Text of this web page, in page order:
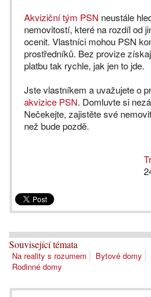
Akviziční tým PSN neustále
nemovitostí, které na rozdíl od
ocenit. Vlastníci mohou PSN
prostředníků. Bez provize
platbu tak rychle, jak jen to jde.
Jste vlastníkem a uvažujete o
akvizice PSN. Domluvte si
Nečekejte, zajistěte své
než bude pozdě.
Související témata
Na reality s rozumem Bytové domy
Rodinné domy